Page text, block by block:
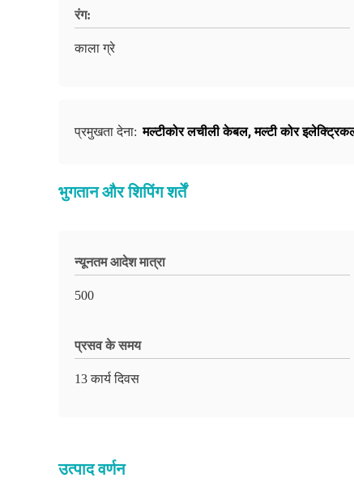
रंग:
काला ग्रे
प्रमुखता देना: मल्टीकोर लचीली केबल,मल्टी कोर
भुगतान और शिपिंग शर्तें
न्यूनतम आदेश मात्रा
500
प्रसव के समय
13 कार्य दिवस
उत्पाद वर्णन